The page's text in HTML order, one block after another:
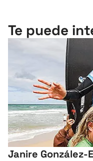
Te puede
Janire